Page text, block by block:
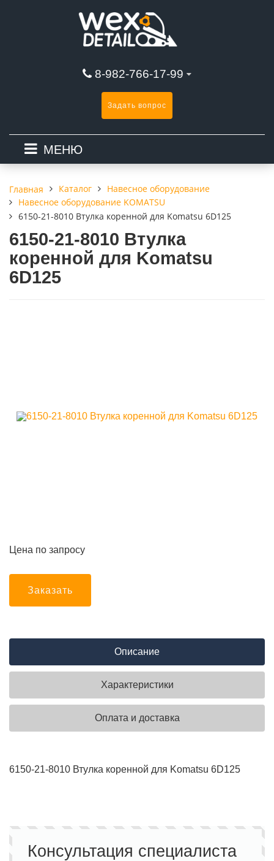
8-982-766-17-99
Задать вопрос
МЕНЮ
Главная Каталог
Навесное оборудование
Навесное оборудование KOMATSU
6150-21-8010 Втулка коренной для Komatsu 6D125
6150-21-8010 Втулка
коренной для Komatsu
6D125
Цена по запросу
Заказать
Описание
Характеристики
Оплата и доставка
6150-21-8010 Втулка коренной для Komatsu 6D125
Консультация специалиста